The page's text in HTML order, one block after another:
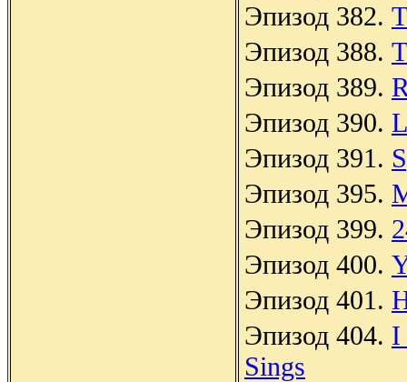
Эпизод 382.
Эпизод 388.
Эпизод 389.
Эпизод 390.
Эпизод 391.
Эпизод 395.
Эпизод 399.
Эпизод 400.
Эпизод 401.
Эпизод 404. I
Sings